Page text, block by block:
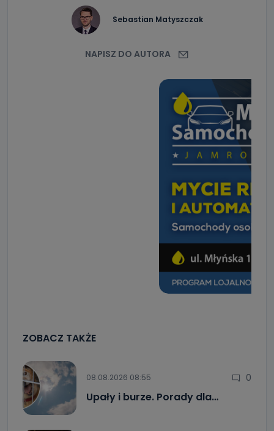
Sebastian Matyszczak
NAPISZ DO AUTORA
ZOBACZ TAKŻE
08.08.2026 08:55 0
Upały i burze. Porady dla…